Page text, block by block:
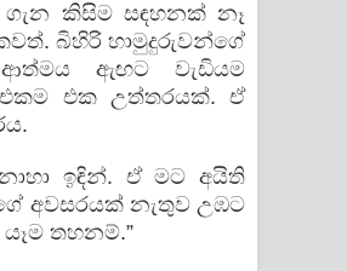
ගැන කිසිම සඳහනක් නෑ
බිහිරි හාමුදුරුවන්ගේ
ඇඟට වැඩියම
එක උත්තරයක්. ඒ
ඉඳින්. ඒ මට අයිති
අවසරයක් නැතුව උඹට
තහනම්.”